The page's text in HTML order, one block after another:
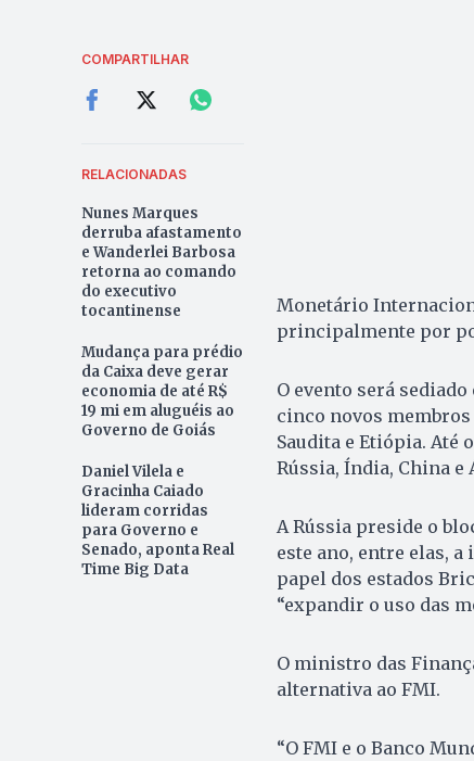
COMPARTILHAR
RELACIONADAS
Nunes Marques
derruba afastamento
e Wanderlei Barbosa
retorna ao comando
do executivo
tocantinense
Mudança para prédio
da Caixa deve gerar
economia de até R$
19 mi em aluguéis ao
Governo de Goiás
Daniel Vilela e
Gracinha Caiado
lideram corridas
para Governo e
Senado, aponta Real
Time Big Data
Monetário
principalmente por
O evento será
cinco novos
Saudita e Etiópia. Até
Rússia, Índia, China e
A Rússia preside o
este ano, entre elas,
papel dos estados
“expandir o uso das
O ministro das
alternativa ao FMI.
“O FMI e o Banco